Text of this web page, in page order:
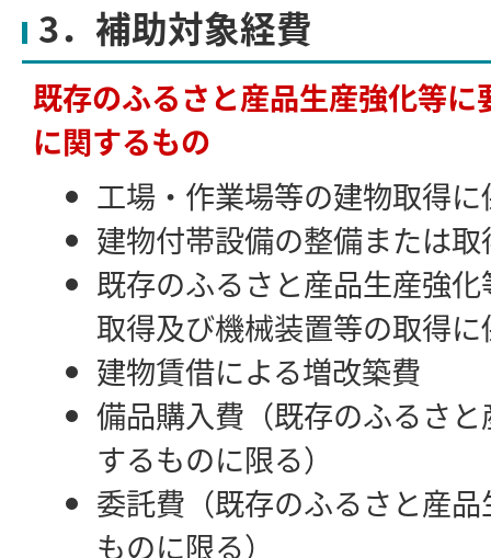
3．補助対象経費
既存のふるさと産品生産強化等
に関するもの
工場・作業場等の建物取得
建物付帯設備の整備または
既存のふるさと産品生産強
取得及び機械装置等の取得
建物賃借による増改築費
備品購入費（既存のふるさ
するものに限る）
委託費（既存のふるさと産
ものに限る）